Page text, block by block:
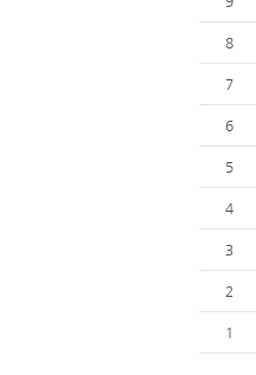
8
7
6
5
4
3
2
1